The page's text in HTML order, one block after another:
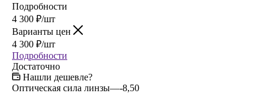
Подробности
4 300 ₽/шт
Варианты цен
4 300 ₽/шт
Подробности
Достаточно
Нашли дешевле?
Оптическая сила линзы—-8,50